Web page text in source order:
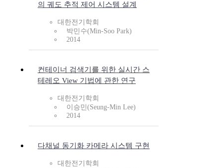
의 궤도 추적 제어 시스템 설계
대한전기학회
박민수(Min-Soo Park)
2014
컨테이너 검색기를 위한 실시간 스
테레오 View 기법에 관한 연구
대한전기학회
이승민(Seung-Min Lee)
2014
다채널 동기화 카메라 시스템 구현
대한전기학회